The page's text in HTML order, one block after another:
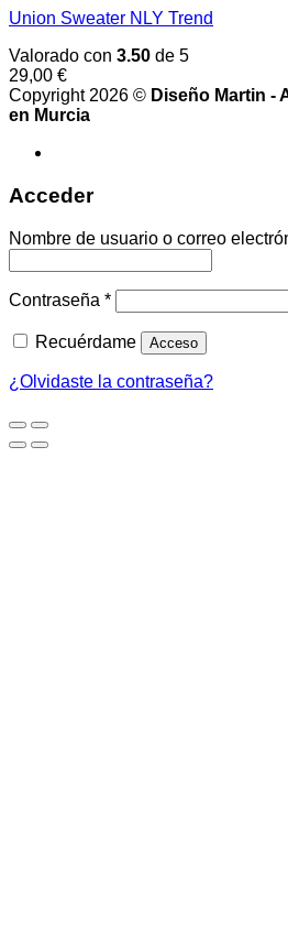
Union Sweater NLY Trend
Valorado con 3.50 de 5
29,00 €
Copyright 2026 © Diseño Martin -
en Murcia
Acceder
Nombre de usuario o correo
Contraseña *Obligatorio
Recuérdame Acceso
¿Olvidaste la contraseña?